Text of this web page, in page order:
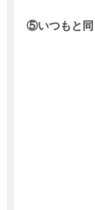
⑤いつもと同